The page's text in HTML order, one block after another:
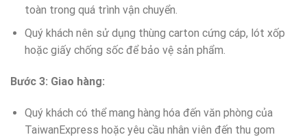
toàn trong quá trình vận chuyển.
Quý khách nên sử dụng thùng carton cứng cáp, lót xốp
hoặc giấy chống sốc để bảo vệ sản phẩm.
Bước 3: Giao hàng:
Quý khách có thể mang hàng hóa đến văn phòng của
TaiwanExpress hoặc yêu cầu nhân viên đến thu gom